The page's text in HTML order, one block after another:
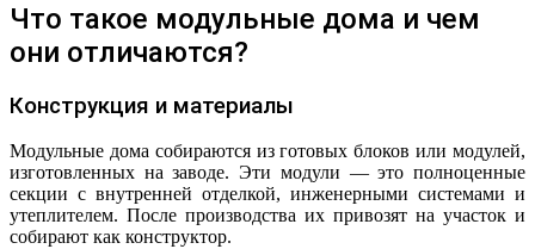
Что такое модульные дома и чем
они отличаются?
Конструкция и материалы
Модульные дома собираются из готовых блоков или модулей,
изготовленных на заводе. Эти модули — это полноценные
секции с внутренней отделкой, инженерными системами и
утеплителем. После производства их привозят на участок и
собирают как конструктор.